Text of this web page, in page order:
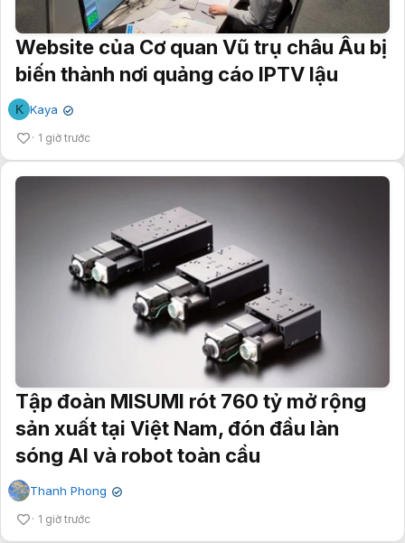
Website của Cơ quan Vũ trụ châu Âu bị
biến thành nơi quảng cáo IPTV lậu
K Kaya ✔
1 giờ trước
Tập đoàn MISUMI rót 760 tỷ mở rộng
sản xuất tại Việt Nam, đón đầu làn
sóng AI và robot toàn cầu
Thanh Phong ✔
1 giờ trước